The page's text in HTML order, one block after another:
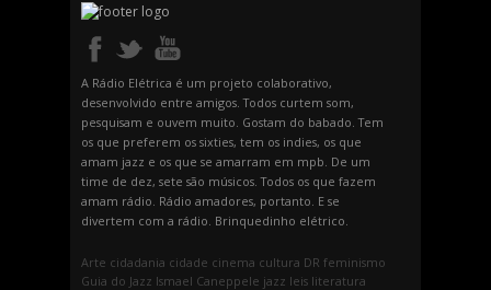
A Rádio Elétrica é um projeto colaborativo,
desenvolvido entre amigos. Todos curtem som,
pesquisam e ouvem muito. Gostam do babado. Tem
os que preferem os sixties, tem os indies, os que
amam jazz e os que se amarram em mpb. De um
time de dez, sete são músicos. Todos os que fazem
amam rádio. Rádio amadores, portanto. E se
divertem com a rádio. Brinquedinho elétrico.
Arte cidadania cidade cinema cultura DR feminismo
Guia do Jazz Ismael Caneppele jazz leis literatura